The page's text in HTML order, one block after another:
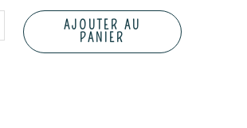
AJOUTER AU
PANIER